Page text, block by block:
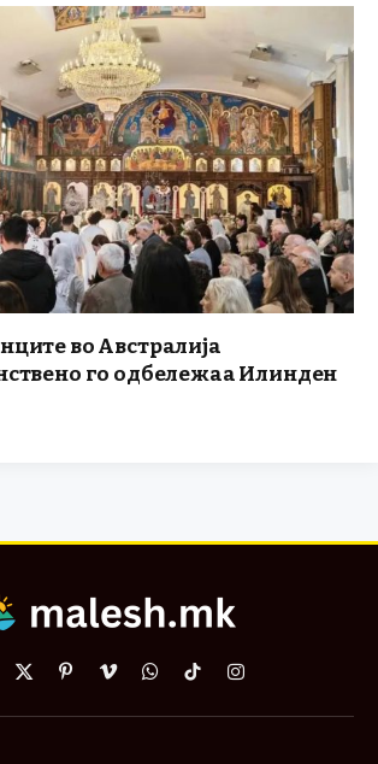
во Австралија
го одбележаа Илинден
X
PinterestVimeoWhatsApp
TikTokInstagram